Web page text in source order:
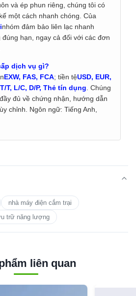
và ép phun riêng, chúng tôi có
một cách nhanh chóng. Của
nhóm đảm bảo liên lạc nhanh
hạn, ngay cả đối với các đơn
dịch vụ gì?
EXW, FAS, FCA; tiền tệUSD, EUR,
T/T, L/C, D/P, Thẻ tín dụng . Chúng
đủ về chứng nhận, hướng dẫn
chỉnh. Ngôn ngữ: Tiếng Anh,
nhà máy điện cắm trại
trữ năng lượng
liên quan